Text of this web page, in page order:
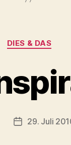
Kategorien
DIES & DAS
29. Juli